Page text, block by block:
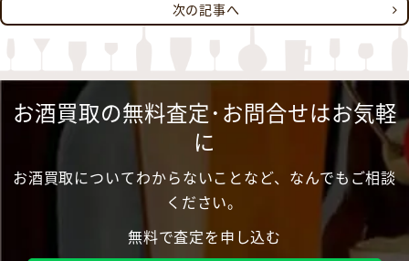
次の記事へ
お酒買取の無料査定･お問合せはお気軽
に
お酒買取についてわからないことなど、なんでもご相談
ください。
無料で査定を申し込む